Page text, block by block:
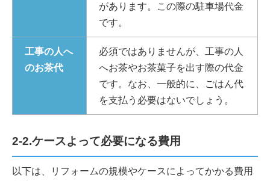
があります。この際の駐車場代金
です。
工事の人へ
のお茶代
必須ではありませんが、工事の人
へお茶やお茶菓子を出す際の代金
です。なお、一般的に、ごはん代
を支払う必要はないでしょう。
2-2.ケースよって必要になる費用
以下は、リフォームの規模やケースによってかかる費用